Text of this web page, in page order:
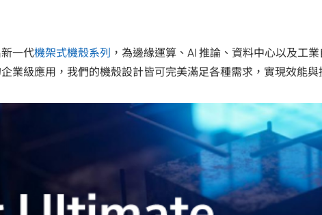
新一代機架式機殼系列 ，為邊緣運算、 AI推論、資料中心以及工
業級應用，我們的機殼設計皆可完美滿足各種需求，實現效能與